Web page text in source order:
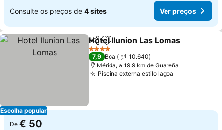
Consulte os preços de 4 sites Ver preços
Escolha popular
PartilharAdicionar aos favoritos
Hotel Ilunion Las Lomas
4 Estrelas
7,9 Boa
10.640
Mérida, a 19.9 km de Guareña
Piscina externa estilo lagoa
De € 50